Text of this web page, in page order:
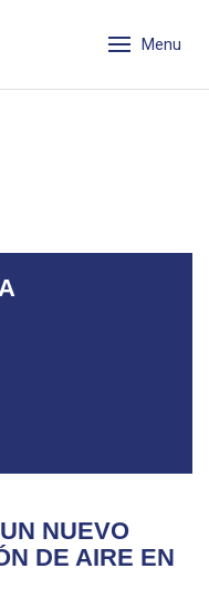
Menu
NUEVO
DE AIRE EN